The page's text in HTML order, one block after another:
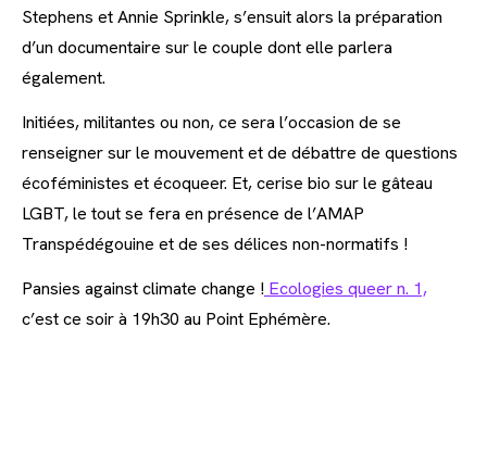
Stephens et Annie Sprinkle, s’ensuit alors la préparation
d’un documentaire sur le couple dont elle parlera
également.
Initiées, militantes ou non, ce sera l’occasion de se
renseigner sur le mouvement et de débattre de questions
écoféministes et écoqueer. Et, cerise bio sur le gâteau
LGBT, le tout se fera en présence de l’AMAP
Transpédégouine et de ses délices non-normatifs !
Pansies against climate change ! Ecologies queer n. 1,
c’est ce soir à 19h30 au Point Ephémère.